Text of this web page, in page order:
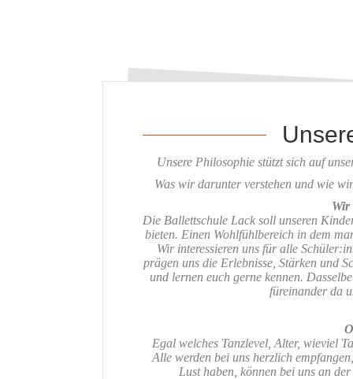
Unsere Philosophie stützt sich auf
Was wir darunter verstehen und wie
Wir
Die Ballettschule Lack soll unseren
bieten. Einen Wohlfühlbereich in dem
Wir interessieren uns für alle
prägen uns die Erlebnisse, Stärken und
und lernen euch gerne kennen.
füreinander da
Egal welches Tanzlevel, Alter, wieviel
Alle werden bei uns herzlich
Lust haben, können bei uns an